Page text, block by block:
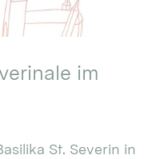
im
St. Severin in